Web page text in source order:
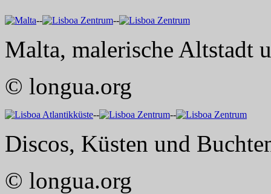
-- --
Malta, malerische Altstadt
© longua.org
-- --
Discos, Küsten und
© longua.org